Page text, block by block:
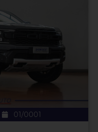
01/0001